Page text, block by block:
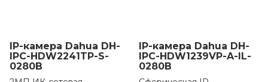
IP-камера Dahua DH-
IPC-HDW2241TP-S-
0280B
IP-камера Dahua DH-
IPC-HDW1239VP-A-IL-
0280B